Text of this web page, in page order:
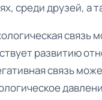
среди друзей, а
связь
развитию
связь